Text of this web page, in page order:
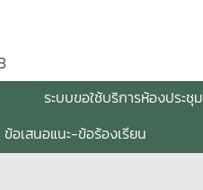
ระบบขอใช้บริการห้องประชุม
ข้อเสนอแนะ-ข้อร้องเรียน